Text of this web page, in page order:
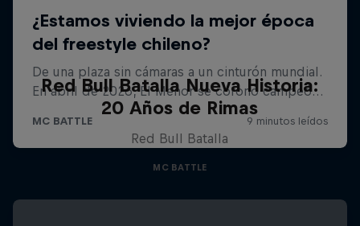
Red Bull Batalla Nueva Historia:
20 Años de Rimas
Red Bull Batalla
MC BATTLE